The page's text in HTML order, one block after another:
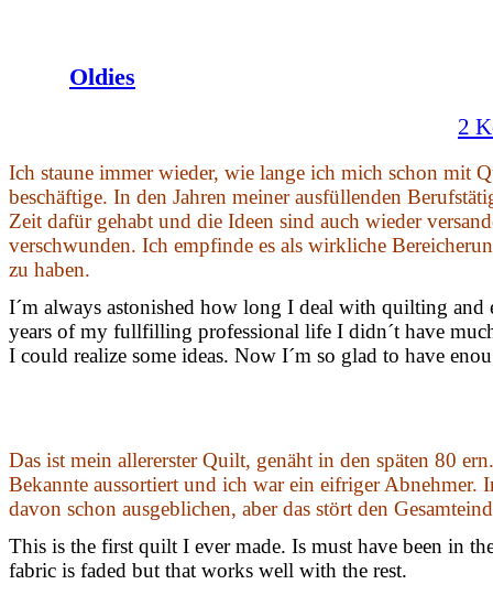
Oldies
2
Ich staune immer wieder, wie lange ich mich schon mit
beschäftige. In den Jahren meiner ausfüllenden
Zeit dafür gehabt und die Ideen sind auch wieder
verschwunden. Ich empfinde es als wirkliche
zu haben.
I´m always astonished how long I deal with quilting
years of my fullfilling professional life I didn´t have
I could realize some ideas. Now I´m so glad to have
Das ist mein allererster Quilt, genäht in den späten 80
Bekannte aussortiert und ich war ein eifriger Abnehmer.
davon schon ausgeblichen, aber das stört den
This is the first quilt I ever made. Is must have been in
fabric is faded but that works well with the rest.